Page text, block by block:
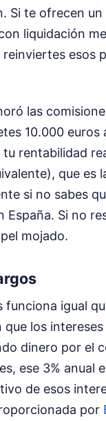
Si te ofrecen
liquidación
esos
las
10.000 euros
rentabilidad
que es
si no sabes
Si no
mojado.
igual
los
dinero por el
ese 3% anual
de esos
por